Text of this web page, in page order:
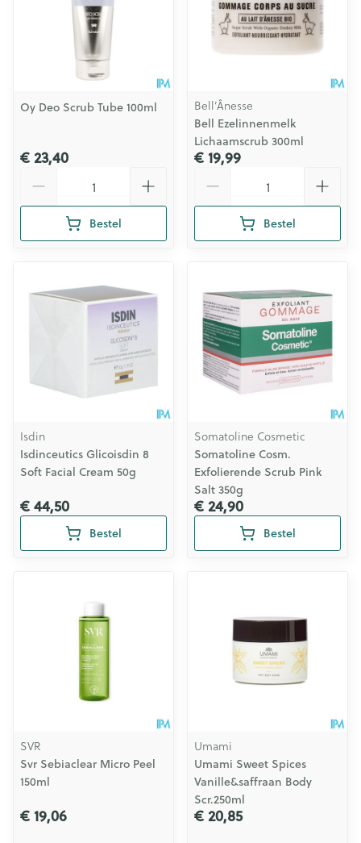
Oy Deo Scrub Tube 100ml
€ 23,40
Bestel
Bell’Ânesse
Bell Ezelinnenmelk
Lichaamscrub 300ml
€ 19,99
Bestel
Isdin
Isdinceutics Glicoisdin 8
Soft Facial Cream 50g
€ 44,50
Bestel
Somatoline Cosmetic
Somatoline Cosm.
Exfolierende Scrub Pink
Salt 350g
€ 24,90
Bestel
SVR
Svr Sebiaclear Micro Peel
150ml
€ 19,06
Umami
Umami Sweet Spices
Vanille&saffraan Body
Scr.250ml
€ 20,85